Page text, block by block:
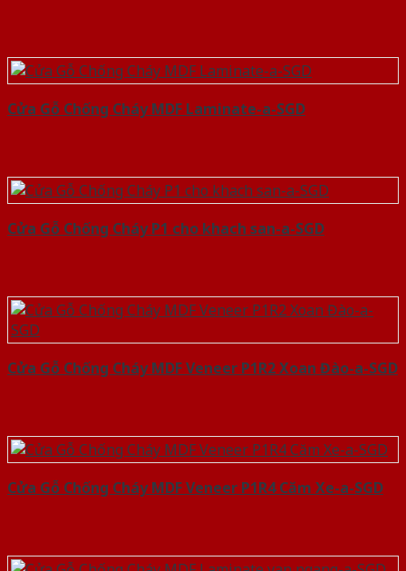
Cửa Gỗ Chống Cháy MDF Laminate-a-SGD
Cửa Gỗ Chống Cháy P1 cho khach san-a-SGD
Cửa Gỗ Chống Cháy MDF Veneer P1R2 Xoan Đào-a-SGD
Cửa Gỗ Chống Cháy MDF Veneer P1R4 Căm Xe-a-SGD